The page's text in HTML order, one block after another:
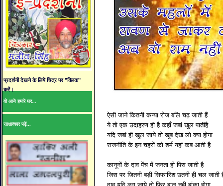
प्रदर्शनी देखने के लिये चित्र पर "क्लिक"
करें।
वो आये हमारे घर...
साक्षात्कार पढ़ें...
ऐसी जाने कितनी कन्या रोज बलि चढ़ जाती हैं
ये तो एक उदाहरण ही है कहाँ जबां खुल पातीहै
यदि जबां ही खुल जाये तो खूब देख लो क्या होगा
राजनीति के इन चहरों को शर्म यहां कब आती है
कानूनों के दाव पेंच में जनता ही पिस जाती है
जिस पर जितनी बड़ी सिफारिश उतनी ही चल जाती